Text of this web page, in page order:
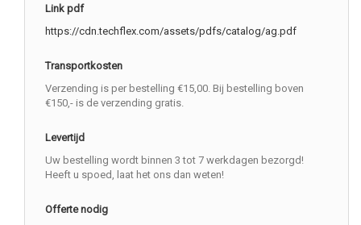
Link pdf
https://cdn.techflex.com/assets/pdfs/catalog/ag.pdf
Transportkosten
Verzending is per bestelling €15,00. Bij bestelling boven
€150,- is de verzending gratis.
Levertijd
Uw bestelling wordt binnen 3 tot 7 werkdagen bezorgd!
Heeft u spoed, laat het ons dan weten!
Offerte nodig